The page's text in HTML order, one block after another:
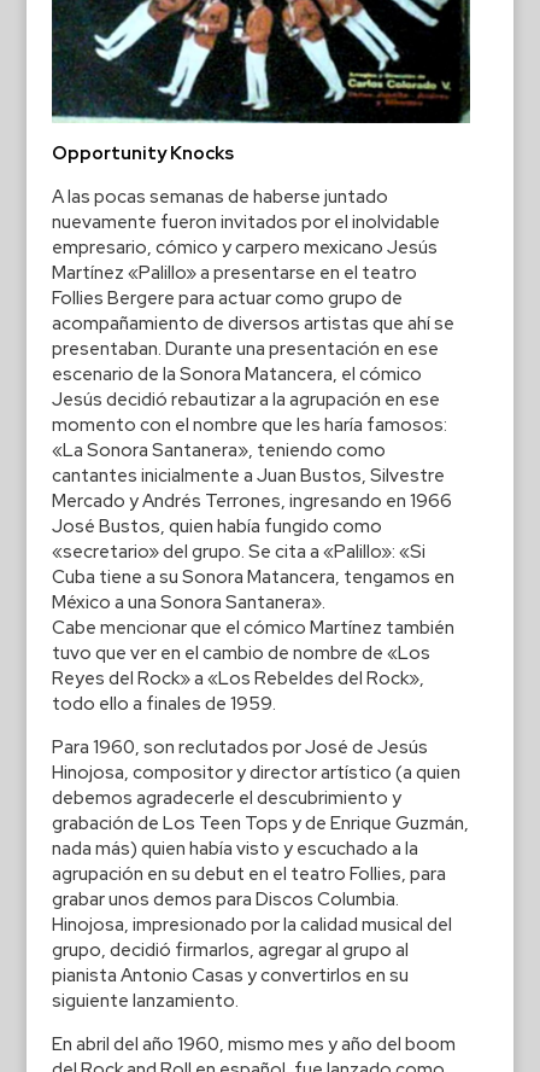
Opportunity Knocks
A las pocas semanas de haberse juntado
nuevamente fueron invitados por el inolvidable
empresario, cómico y carpero mexicano Jesús
Martínez «Palillo» a presentarse en el teatro
Follies Bergere para actuar como grupo de
acompañamiento de diversos artistas que ahí se
presentaban. Durante una presentación en ese
escenario de la Sonora Matancera, el cómico
Jesús decidió rebautizar a la agrupación en ese
momento con el nombre que les haría famosos:
«La Sonora Santanera», teniendo como
cantantes inicialmente a Juan Bustos, Silvestre
Mercado y Andrés Terrones, ingresando en 1966
José Bustos, quien había fungido como
«secretario» del grupo. Se cita a «Palillo»: «Si
Cuba tiene a su Sonora Matancera, tengamos en
México a una Sonora Santanera».
Cabe mencionar que el cómico Martínez también
tuvo que ver en el cambio de nombre de «Los
Reyes del Rock» a «Los Rebeldes del Rock»,
todo ello a finales de 1959.
Para 1960, son reclutados por José de Jesús
Hinojosa, compositor y director artístico (a quien
debemos agradecerle el descubrimiento y
grabación de Los Teen Tops y de Enrique Guzmán,
nada más) quien había visto y escuchado a la
agrupación en su debut en el teatro Follies, para
grabar unos demos para Discos Columbia.
Hinojosa, impresionado por la calidad musical del
grupo, decidió firmarlos, agregar al grupo al
pianista Antonio Casas y convertirlos en su
siguiente lanzamiento.
En abril del año 1960, mismo mes y año del boom